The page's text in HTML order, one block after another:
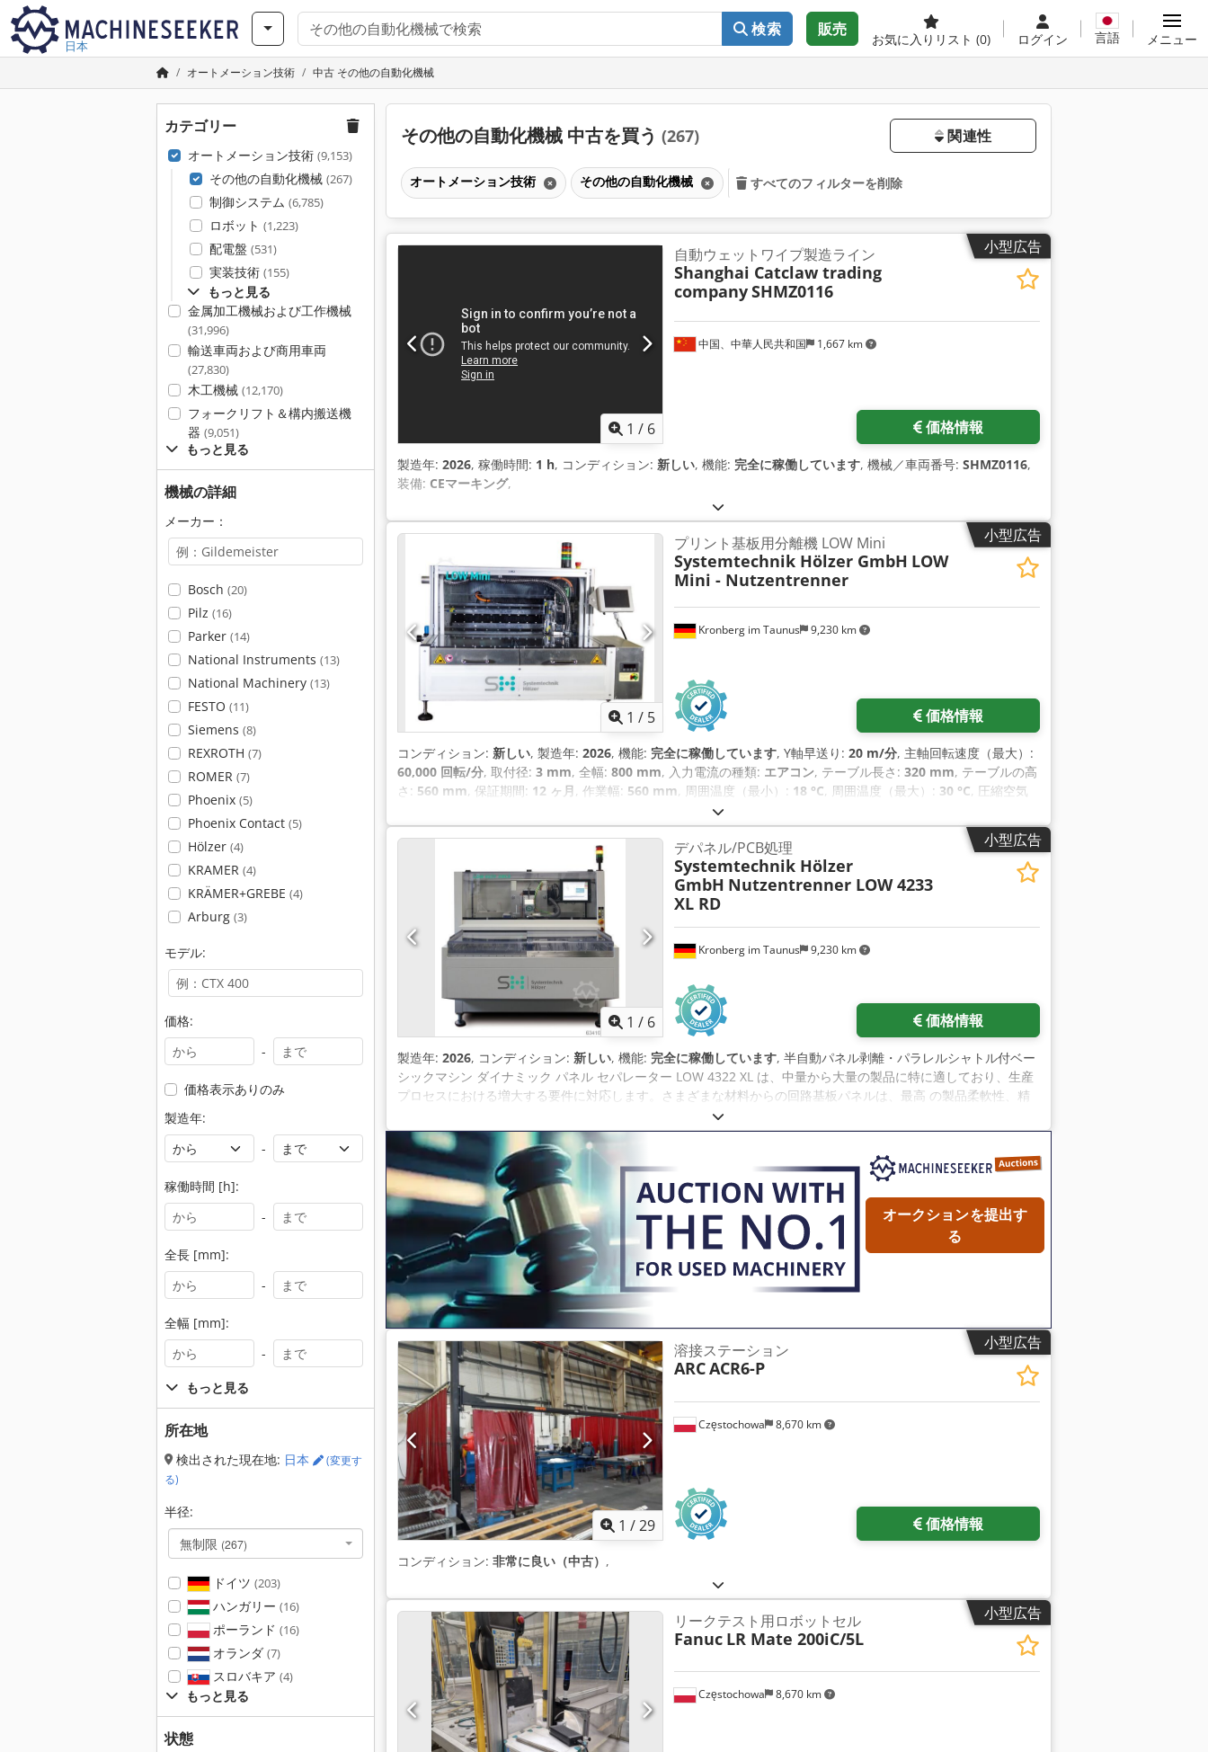
日本
検索 販売
お気に入りリスト (0) ログイン 言語 メニュー
オートメーション技術 中古 その他の自動化機械
カテゴリー
オートメーション技術 (9,153)
その他の自動化機械 (267)
制御システム (6,785)
ロボット (1,223)
配電盤 (531)
実装技術 (155)
もっと見る
金属加工機械および工作機械
(31,996)
輸送車両および商用車両
(27,830)
木工機械 (12,170)
フォークリフト＆構内搬送機
器 (9,051)
もっと見る
機械の詳細
メーカー：
Bosch (20)
Pilz (16)
Parker (14)
National Instruments (13)
National Machinery (13)
FESTO (11)
Siemens (8)
REXROTH (7)
ROMER (7)
Phoenix (5)
Phoenix Contact (5)
Hölzer (4)
KRAMER (4)
KRÄMER+GREBE (4)
Arburg (3)
モデル:
価格:
-
価格表示ありのみ
製造年:
-
稼働時間 [h]:
-
全長 [mm]:
-
全幅 [mm]:
-
もっと見る
所在地
検出された現在地: 日本
(変更す
る)
半径:
無制限 (267)
ドイツ (203)
ハンガリー (16)
ポーランド (16)
オランダ (7)
スロバキア (4)
もっと見る
状態
その他の自動化機械 中古を買う (267) 関連性
オートメーション技術 その他の自動化機械 すべてのフィルターを削除
小型広告
1 / 6
中国、中華人民共和国 1,667 km
自動ウェットワイプ製造ライン
Shanghai Catclaw trading
companySHMZ0116
価格情報
製造年: 2026, 稼働時間: 1 h, コンディション: 新しい, 機能: 完全に稼働しています, 機械／車両番号: SHMZ0116,
装備: CEマーキング,
小型広告
1 / 5
Kronberg im Taunus 9,230 km
プリント基板用分離機 LOW Mini
Systemtechnik Hölzer GmbH LOW
Mini - Nutzentrenner
価格情報
コンディション: 新しい, 製造年: 2026, 機能: 完全に稼働しています, Y軸早送り: 20 m/分, 主軸回転速度（最大）:
60,000 回転/分, 取付径: 3 mm, 全幅: 800 mm, 入力電流の種類: エアコン, テーブル長さ: 320 mm, テーブルの高
さ: 560 mm, 保証期間: 12 ヶ月, 作業幅: 560 mm, 周囲温度（最小）: 18 °C, 周囲温度（最大）: 30 °C, 圧縮空気
小型広告
1 / 6
Kronberg im Taunus 9,230 km
デパネル/PCB処理
Systemtechnik Hölzer
GmbH Nutzentrenner LOW 4233
XL RD
価格情報
製造年: 2026, コンディション: 新しい, 機能: 完全に稼働しています, 半自動パネル剥離・パラレルシャトル付ベー
シックマシン ダイナミック パネル セパレーター LOW 4322 XL は、中量から大量の製品に特に適しており、生産
プロセスにおける増大する要件に対応します。さまざまな材料からの回路基板パネルは、最高 の製品柔軟性、精
度、スループットを備えた、低発塵かつ低ストレスのソーイングおよびフライス加工技術を使用して分離されま
す。非常にダイ ナミックなリニアモーター軸、ツール、グリッパーは最高の品質基準を満たしており、パネル剥
離機の高レベルの寿命と信頼性を保証します。 半自動パネル取り外し – 必要に応じたソリューション LOW 4322
XL パネルセパレーターは、短い分離時間と処理時間を維持しながら、迅速な製品交換を可能にします。プリント
基板は、平行シャトルを使用して 挿入され、ピン クランプ技術を使用して持ち上げて固定され、必要に応じて真
空吸引カップと組み合わせて使用されます。 Dedpovuw R Refx Aideck ドイツ製 このマシンには以下が装備され
ています。 • Z 軸上のシャフトとディスクツール分離モジュール (0 ～ 90 度で自動的に回転可能) • 高分解能測定
システムを備えたリニアモーター技術の X-Y クロステーブルモジュール • 平行シャトルとして構成された 2 コン
パートメントのローディング モジュール、スライド ドアで左右に分離 • スチール溶接フレームには左右 2 つのメ
ンテナンス ドアが付いています。 ESD • ティーチインプログラミング用の標準ビジョンシステムベースモジュー
ル • 作業領域は520 x 480mmです。 ・自動カッター長さ処理 • リモート接続によるリモート保守/サポート •
Windows 10 Pro オペレーティング システムを搭載した Touch IPC • プロトコルを含むレーザー軸測定 • 空気イオ
ン化 ・エンドミルのみのカッター折損制御 • 真空クランプ技術の準備 • ESD粉体塗装、RAL 9002、窓および引き
戸 掃除機ユニットもオプションでご用意できます。
オークションを提出す
る
小型広告
1 /29
Częstochowa 8,670 km
溶接ステーション
ARCACR6-P
価格情報
コンディション: 非常に良い（中古） ,
小型広告
Częstochowa 8,670 km
リークテスト用ロボットセル
Fanuc LR Mate 200iC/5L